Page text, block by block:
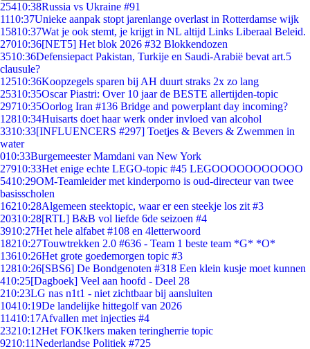
25410:38Russia vs Ukraine #91
1110:37Unieke aanpak stopt jarenlange overlast in Rotterdamse wijk
15810:37Wat je ook stemt, je krijgt in NL altijd Links Liberaal Beleid.
27010:36[NET5] Het blok 2026 #32 Blokkendozen
3510:36Defensiepact Pakistan, Turkije en Saudi-Arabië bevat art.5
clausule?
12510:36Koopzegels sparen bij AH duurt straks 2x zo lang
25310:35Oscar Piastri: Over 10 jaar de BESTE allertijden-topic
29710:35Oorlog Iran #136 Bridge and powerplant day incoming?
12810:34Huisarts doet haar werk onder invloed van alcohol
3310:33[INFLUENCERS #297] Toetjes & Bevers & Zwemmen in
water
010:33Burgemeester Mamdani van New York
27910:33Het enige echte LEGO-topic #45 LEGOOOOOOOOOOO
5410:29OM-Teamleider met kinderporno is oud-directeur van twee
basisscholen
16210:28Algemeen steektopic, waar er een steekje los zit #3
20310:28[RTL] B&B vol liefde 6de seizoen #4
3910:27Het hele alfabet #108 en 4letterwoord
18210:27Touwtrekken 2.0 #636 - Team 1 beste team *G* *O*
13610:26Het grote goedemorgen topic #3
12810:26[SBS6] De Bondgenoten #318 Een klein kusje moet kunnen
410:25[Dagboek] Veel aan hoofd - Deel 28
210:23LG nas n1t1 - niet zichtbaar bij aansluiten
10410:19De landelijke hittegolf van 2026
11410:17Afvallen met injecties #4
23210:12Het FOK!kers maken teringherrie topic
9210:11Nederlandse Politiek #725